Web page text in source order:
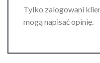
Tylko zalogowani
mogą napisać opinię.